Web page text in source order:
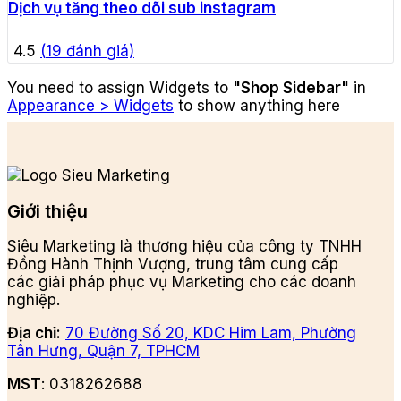
Dịch vụ tăng theo dõi sub instagram
4.5 (19 đánh giá)
You need to assign Widgets to "Shop Sidebar" in
Appearance > Widgets to show anything here
Giới thiệu
Siêu Marketing là thương hiệu của công ty TNHH
Đồng Hành Thịnh Vượng, trung tâm cung cấp
các giải pháp phục vụ Marketing cho các doanh
nghiệp.
Địa chỉ: 70 Đường Số 20, KDC Him Lam, Phường
Tân Hưng, Quận 7, TPHCM
MST: 0318262688